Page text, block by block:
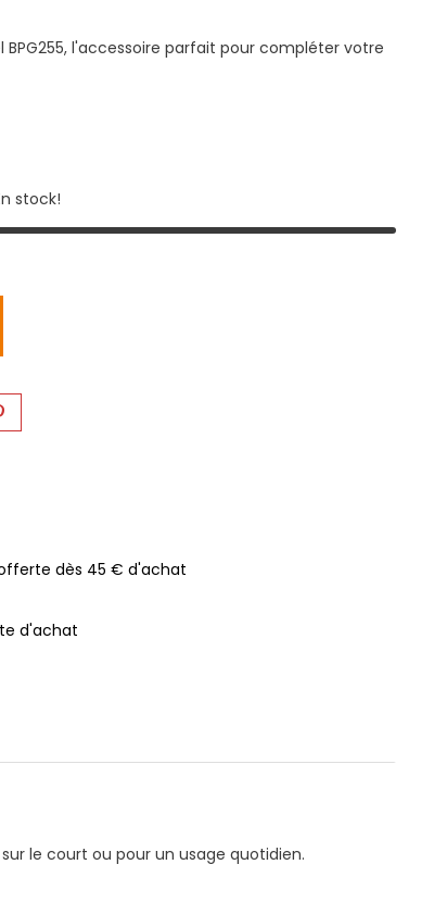
l'accessoire parfait pour compléter votre
stock!
offerte dès 45 € d'achat
d'achat
le court ou pour un usage quotidien.